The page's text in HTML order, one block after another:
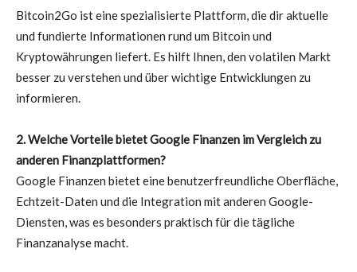
Bitcoin2Go ist eine spezialisierte Plattform, die dir aktuelle
und fundierte Informationen rund um Bitcoin und
Kryptowährungen liefert. Es hilft Ihnen, den volatilen Markt
besser zu verstehen und über wichtige Entwicklungen zu
informieren.
2. Welche Vorteile bietet Google Finanzen im Vergleich zu
anderen Finanzplattformen?
Google Finanzen bietet eine benutzerfreundliche Oberfläche,
Echtzeit-Daten und die Integration mit anderen Google-
Diensten, was es besonders praktisch für die tägliche
Finanzanalyse macht.